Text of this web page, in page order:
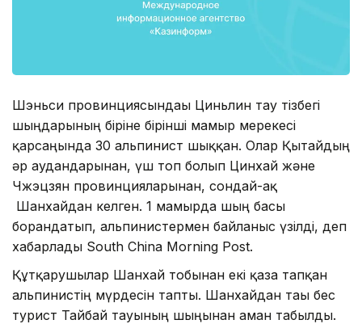
Шэньси провинциясындағы Циньлин тау тізбегі
шыңдарының біріне бірінші мамыр мерекесі
қарсаңында 30 альпинист шыққан. Олар Қытайдың
әр аудандарынан, үш топ болып Цинхай және
Чжэцзян провинцияларынан, сондай-ақ
Шанхайдан келген. 1 мамырда шың басы
борандатып, альпинистермен байланыс үзілді, деп
хабарлады South China Morning Post.
Құтқарушылар Шанхай тобынан екі қаза тапқан
альпинистің мүрдесін тапты. Шанхайдан тағы бес
турист Тайбай тауының шыңынан аман табылды.